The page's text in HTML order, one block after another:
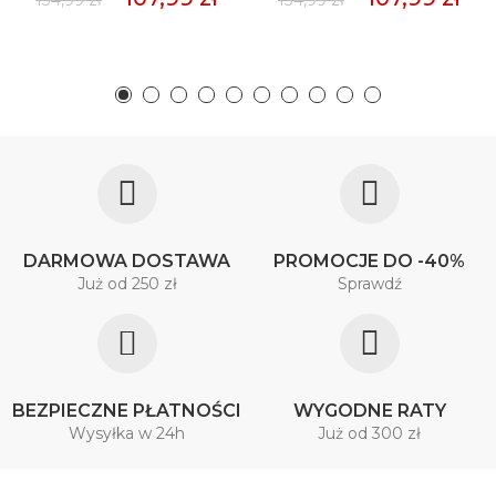
DARMOWA DOSTAWA
Już od 250 zł
PROMOCJE DO -40%
Sprawdź
BEZPIECZNE PŁATNOŚCI
Wysyłka w 24h
WYGODNE RATY
Już od 300 zł